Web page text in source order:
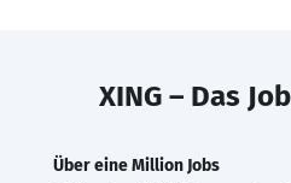
XING – Das
Über eine Million Jobs